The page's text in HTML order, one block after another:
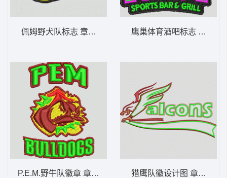
佩姆野犬队标志 章仔标志布贴徽章男
P.E.M.野牛队徽章 章仔标志布贴徽章男
鹰巢体育酒吧标志 章仔标
猎鹰队徽设计图 章仔标志